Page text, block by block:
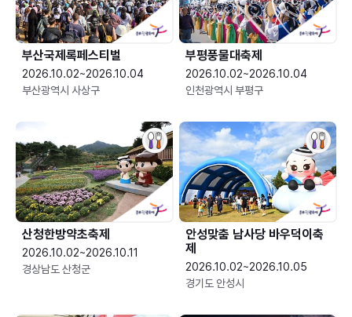
부산국제록페스티벌
2026.10.02~2026.10.04
부산광역시 사상구
부평풍물대축제
2026.10.02~2026.10.04
인천광역시 부평구
산청한방약초축제
2026.10.02~2026.10.11
경상남도 산청군
안성맞춤 남사당 바우덕이축
제
2026.10.02~2026.10.05
경기도 안성시